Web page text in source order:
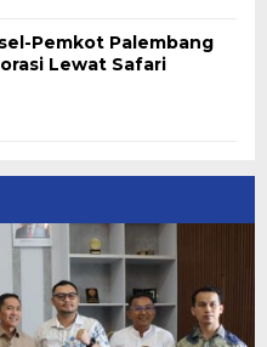
Pemkot Palembang
Lewat Safari